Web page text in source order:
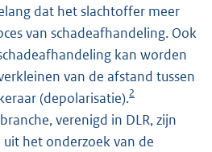
dat het slachtoffer meer
van schadeafhandeling. Ook
kan worden
van de afstand tussen
(depolarisatie).2
verenigd in DLR, zijn
het onderzoek van de